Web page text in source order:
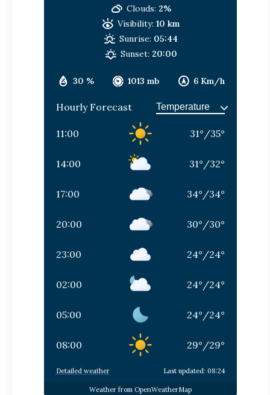
30 % 1013 mb 6 Km/h
Clouds: 2%
Visibility: 10 km
Sunrise: 05:44
Sunset: 20:00
Hourly Forecast
11:00 31° /35°
14:00 31° /32°
17:00 34° /34°
20:00 30° /30°
23:00 24° /24°
02:00 24° /24°
05:00 24° /24°
08:00 29° /29°
Detailed weather Last updated: 08:24
Weather from OpenWeatherMap